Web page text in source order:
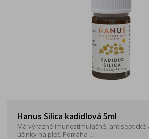
Hanus Silica kadidlová 5ml
Má výrazné imunostimulačné, antiseptické
účinky na pleť. Pomáha ...